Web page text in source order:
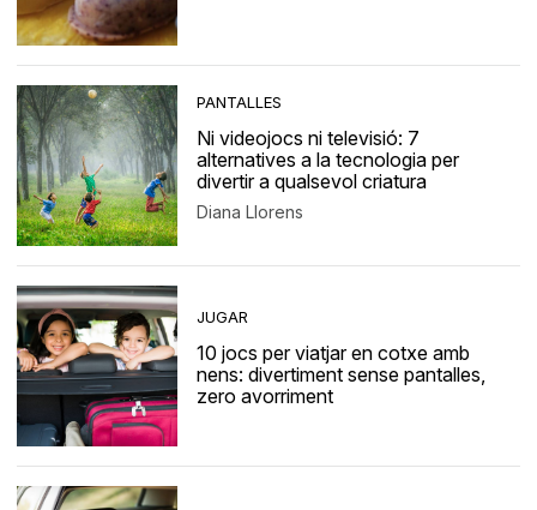
PANTALLES
Ni videojocs ni televisió: 7
alternatives a la tecnologia per
divertir a qualsevol criatura
Diana Llorens
JUGAR
10 jocs per viatjar en cotxe amb
nens: divertiment sense pantalles,
zero avorriment